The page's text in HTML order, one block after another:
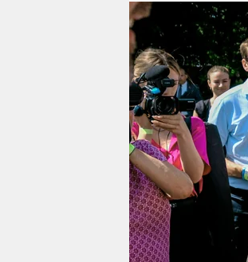
berlin
nord
wahrheit
verlag
verlag
veranstaltungen
shop
fragen & hilfe